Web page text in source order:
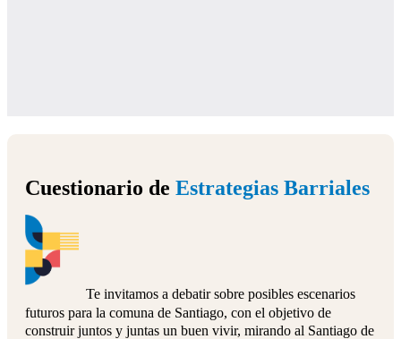
Cuestionario de Estrategias Barriales
Te invitamos a debatir sobre posibles escenarios
futuros para la comuna de Santiago, con el objetivo de
construir juntos y juntas un buen vivir, mirando al Santiago de